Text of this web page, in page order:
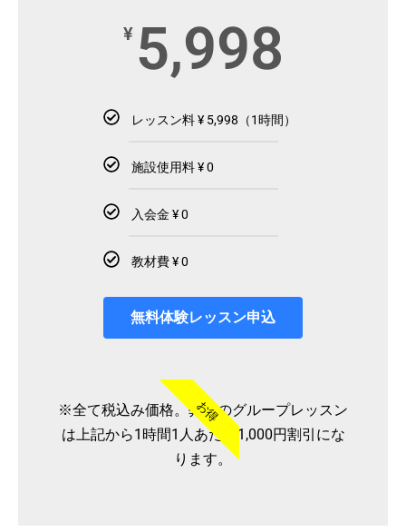
¥ 5,998
レッスン料 ¥ 5,998（1時間）
施設使用料 ¥ 0
入会金 ¥ 0
教材費 ¥ 0
無料体験レッスン申込
お得
※全て税込み価格。弊社のグループレッスン
は上記から1時間1人あたり1,000円割引にな
ります。